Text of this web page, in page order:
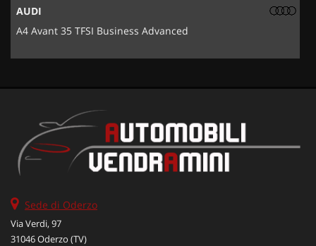
AUDI
A4 Avant 35 TFSI Business Advanced
Sede di Oderzo
Via Verdi, 97
31046 Oderzo (TV)